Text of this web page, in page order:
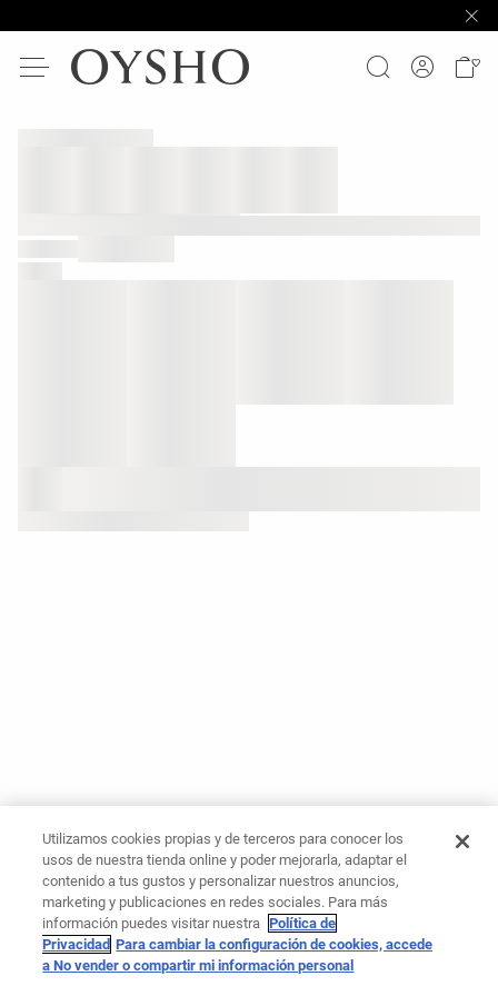
Utilizamos cookies propias y de terceros para conocer los
usos de nuestra tienda online y poder mejorarla, adaptar el
contenido a tus gustos y personalizar nuestros anuncios,
marketing y publicaciones en redes sociales. Para más
información puedes visitar nuestra Política de
Privacidad Para cambiar la configuración de cookies, accede
a No vender o compartir mi información personal